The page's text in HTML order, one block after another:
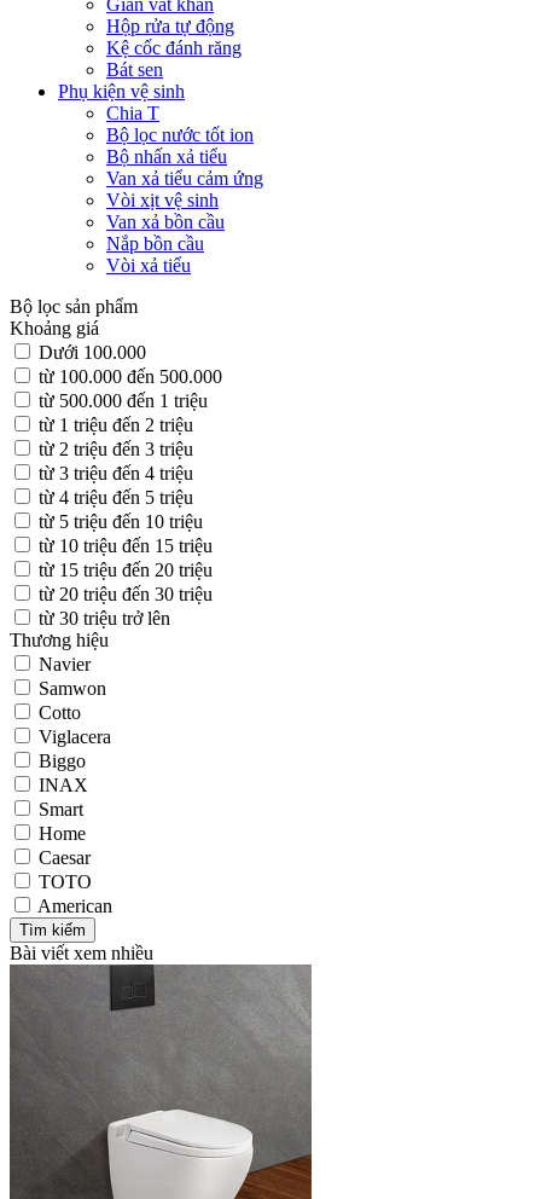
Giàn vắt khăn
Hộp rửa tự động
Kệ cốc đánh răng
Bát sen
Phụ kiện vệ sinh
Chia T
Bộ lọc nước tốt ion
Bộ nhấn xả tiểu
Van xả tiểu cảm ứng
Vòi xịt vệ sinh
Van xả bồn cầu
Nắp bồn cầu
Vòi xả tiểu
Bộ lọc sản phẩm
Khoảng giá
Dưới 100.000
từ 100.000 đến 500.000
từ 500.000 đến 1 triệu
từ 1 triệu đến 2 triệu
từ 2 triệu đến 3 triệu
từ 3 triệu đến 4 triệu
từ 4 triệu đến 5 triệu
từ 5 triệu đến 10 triệu
từ 10 triệu đến 15 triệu
từ 15 triệu đến 20 triệu
từ 20 triệu đến 30 triệu
từ 30 triệu trở lên
Thương hiệu
Navier
Samwon
Cotto
Viglacera
Biggo
INAX
Smart
Home
Caesar
TOTO
American
Bài viết xem nhiều